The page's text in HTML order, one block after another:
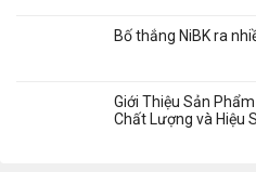
Bố thắng NiBK ra
Giới Thiệu Sản
Chất Lượng và Hiệu